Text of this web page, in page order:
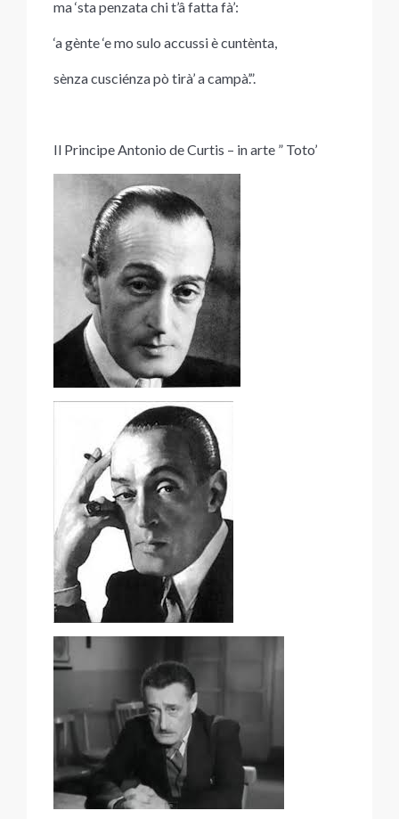
ma ‘sta penzata chi t’â fatta fà’:
‘a gènte ‘e mo sulo accussi è cuntènta,
sènza cusciénza pò tirà’ a campà’.”.
Il Principe Antonio de Curtis – in arte ” Toto’